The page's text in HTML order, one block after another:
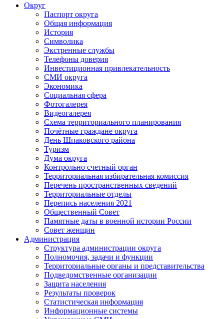
Округ
Паспорт округа
Общая информация
История
Символика
Экстренные службы
Телефоны доверия
Инвестиционная привлекательность
СМИ округа
Экономика
Социальная сфера
Фотогалерея
Видеогалерея
Схема территориального планирования
Почётные граждане округа
День Шпаковского района
Туризм
Дума округа
Контрольно счетный орган
Территориальная избирательная комиссия
Перечень пространственных сведений
Территориальные отделы
Перепись населения 2021
Общественный Совет
Памятные даты в военной истории России
Совет женщин
Администрация
Структура администрации округа
Полномочия, задачи и функции
Территориальные органы и представительства
Подведомственные организации
Защита населения
Результаты проверок
Статистическая информация
Информационные системы